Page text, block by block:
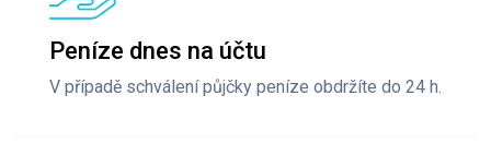
Peníze dnes na účtu
V případě schválení půjčky peníze obdržíte do 24 h.